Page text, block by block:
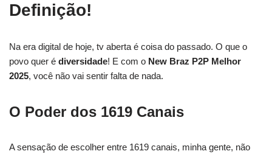
Definição!
Na era digital de hoje, tv aberta é coisa do passado. O que o
povo quer é diversidade! E com o New Braz P2P Melhor
2025, você não vai sentir falta de nada.
O Poder dos 1619 Canais
A sensação de escolher entre 1619 canais, minha gente, não